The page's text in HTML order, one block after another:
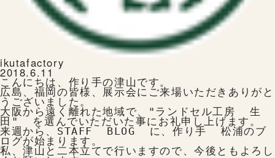
生田ランドセルのこと
生田ランドセルにふれる
ikutafactory
2018.6.11
こんにちは、作り手の津山です。
広島、福岡の皆様、展示会にご来場いただきありがと
うございました。
大阪から遠く離れた地域で、"ランドセル工房  生
田"  を選んでいただいた事にお礼申し上げます。
来週から、STAFF  BLOG  に、作り手  松浦のブ
ログが始まります。
私、津山と二本立てで行いますので、今後ともよろし